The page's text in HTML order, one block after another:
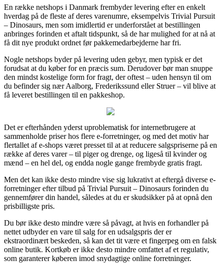
En række netshops i Danmark frembyder levering efter en enkelt
hverdag på de fleste af deres varenumre, eksempelvis Trivial Pursuit
– Dinosaurs, men som imidlertid er underforstået at bestillingen
anbringes forinden et aftalt tidspunkt, så de har mulighed for at nå at
få dit nye produkt ordnet før pakkemedarbejderne har fri.
Nogle netshops byder på levering uden gebyr, men typisk er det
forudsat at du køber for en præcis sum. Derudover bør man snuppe
den mindst kostelige form for fragt, der oftest – uden hensyn til om
du befinder sig nær Aalborg, Frederikssund eller Struer – vil blive at
få leveret bestillingen til en pakkeshop.
Det er efterhånden yderst uproblematisk for internetbrugere at
sammenholde priser hos flere e-forretninger, og med det motiv har
flertallet af e-shops været presset til at at reducere salgspriserne på en
række af deres varer – til piger og drenge, og ligeså til kvinder og
mænd – en hel del, og endda nogle gange frembyde gratis fragt.
Men det kan ikke desto mindre vise sig lukrativt at eftergå diverse e-
forretninger efter tilbud på Trivial Pursuit – Dinosaurs forinden du
gennemfører din handel, således at du er skudsikker på at opnå den
prisbilligste pris.
Du bør ikke desto mindre være så påvagt, at hvis en forhandler på
nettet udbyder en vare til salg for en udsalgspris der er
ekstraordinært beskeden, så kan det tit være et fingerpeg om en falsk
online butik. Kortkøb er ikke desto mindre omfattet af et regulativ,
som garanterer køberen imod snydagtige online forretninger.